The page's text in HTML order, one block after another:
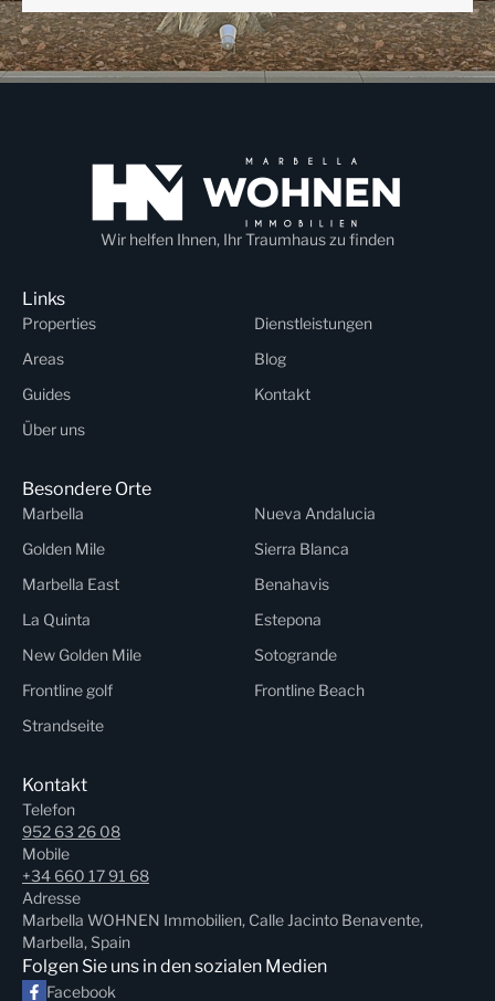
Wir helfen Ihnen, Ihr Traumhaus zu finden
Links
Properties
Dienstleistungen
Areas
Blog
Guides
Kontakt
Über uns
Besondere Orte
Marbella
Nueva Andalucia
Golden Mile
Sierra Blanca
Marbella East
Benahavis
La Quinta
Estepona
New Golden Mile
Sotogrande
Frontline golf
Frontline Beach
Strandseite
Kontakt
Telefon
952 63 26 08
Mobile
+34 660 17 91 68
Adresse
Marbella WOHNEN Immobilien, Calle Jacinto Benavente,
Marbella, Spain
Folgen Sie uns in den sozialen Medien
Facebook